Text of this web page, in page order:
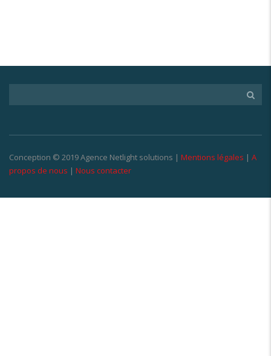
Conception © 2019 Agence Netlight solutions | Mentions légales | A
propos de nous | Nous contacter